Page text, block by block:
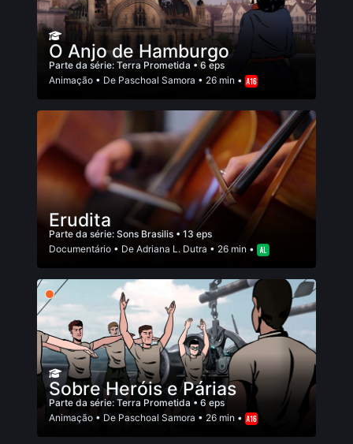
O Anjo de Hamburgo
Parte da série: Terra Prometida • 6 eps
Animação • De Paschoal Samora • 26 min •
Erudita
Parte da série: Sons Brasilis • 13 eps
Documentário • De Adriana L. Dutra • 26 min •
Sobre Heróis e Párias
Parte da série: Terra Prometida • 6 eps
Animação • De Paschoal Samora • 26 min •